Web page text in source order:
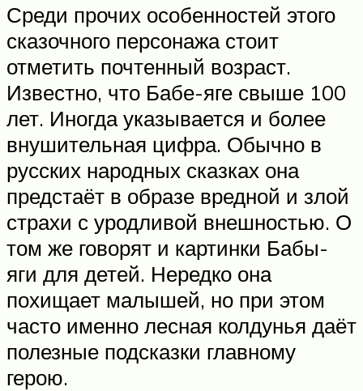
Среди прочих особенностей этого
сказочного персонажа стоит
отметить почтенный возраст.
Известно, что Бабе-яге свыше 100
лет. Иногда указывается и более
внушительная цифра. Обычно в
русских народных сказках она
предстаёт в образе вредной и злой
страхи с уродливой внешностью. О
том же говорят и картинки Бабы-
яги для детей. Нередко она
похищает малышей, но при этом
часто именно лесная колдунья даёт
полезные подсказки главному
герою.